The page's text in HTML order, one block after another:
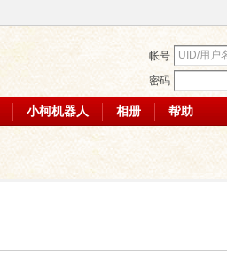
帐号
密码
小柯机器人 相册 帮助